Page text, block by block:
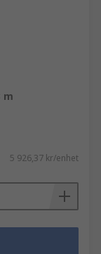
m
5 926,37 kr/enhet